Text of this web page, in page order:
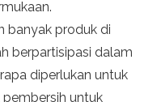
banyak produk di
berpartisipasi dalam
diperlukan untuk
untuk